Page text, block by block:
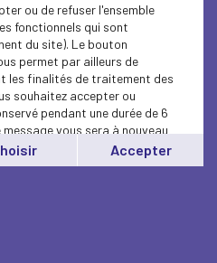
27 mars 2024
PERSPECTIVES
ou de refuser l'ensemble
fonctionnels qui sont
du site). Le bouton
permet par ailleurs de
les finalités de traitement des
souhaitez accepter ou
pendant une durée de 6
vous sera à nouveau
choix à tout moment en
Accepter